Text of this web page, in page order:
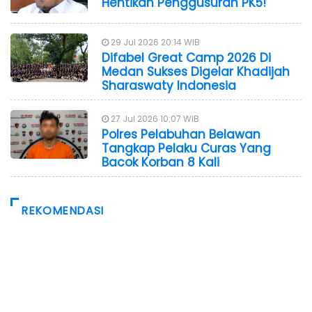
29 Jul 2026 20:14 WIB
Difabel Great Camp 2026 Di
Medan Sukses Digelar Khadijah
Sharaswaty Indonesia
27 Jul 2026 10:07 WIB
Polres Pelabuhan Belawan
Tangkap Pelaku Curas Yang
Bacok Korban 8 Kali
REKOMENDASI